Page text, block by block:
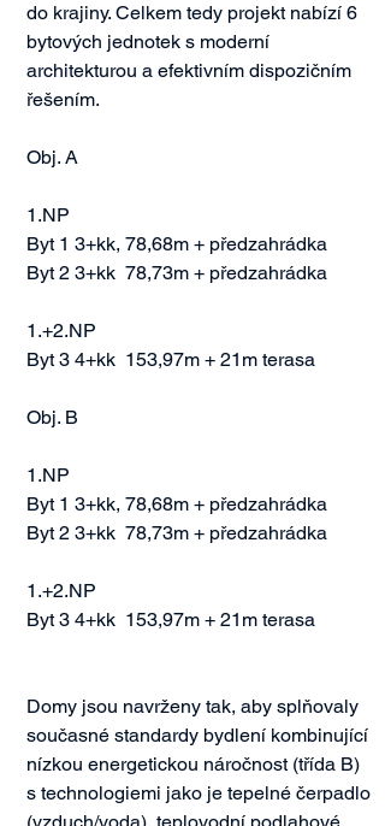
do krajiny. ​​Celkem tedy projekt nabízí 6
bytových jednotek s moderní
architekturou a efektivním dispozičním
řešením.
Obj. A
1.NP
Byt 1 3+kk, 78,68m + předzahrádka
Byt 2 3+kk  78,73m + předzahrádka
1.+2.NP
Byt 3 4+kk  153,97m + 21m terasa
Obj. B
1.NP
Byt 1 3+kk, 78,68m + předzahrádka
Byt 2 3+kk  78,73m + předzahrádka
1.+2.NP
Byt 3 4+kk  153,97m + 21m terasa
Domy jsou navrženy tak, aby splňovaly
současné standardy bydlení kombinující
nízkou energetickou náročnost (třída B)
s technologiemi jako je tepelné čerpadlo